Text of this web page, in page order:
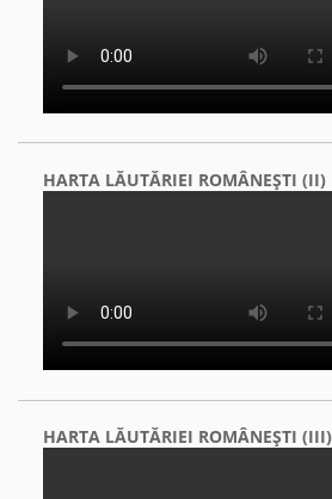
HARTA LĂUTĂRIEI ROMÂNEŞTI (II)
HARTA LĂUTĂRIEI ROMÂNEŞTI (III)